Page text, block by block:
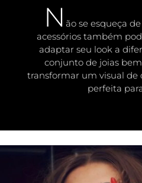
N ão se esqueça
acessórios também
adaptar seu look a
conjunto de joias
transformar um visual
perfeita